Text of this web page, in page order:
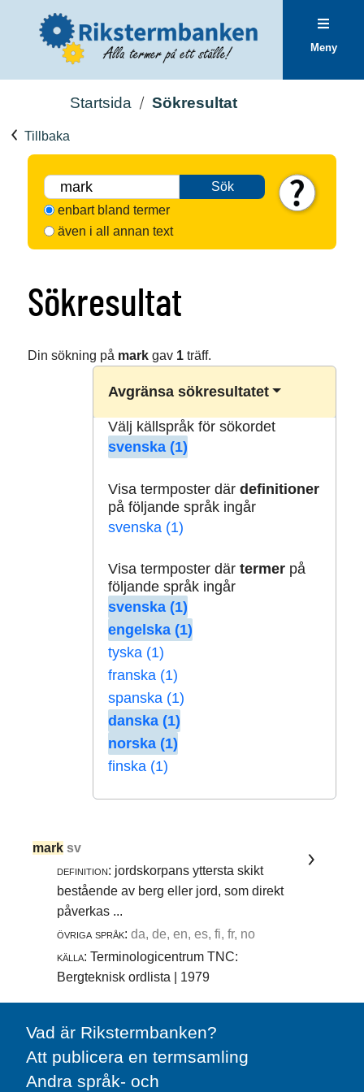
Meny
Startsida Sökresultat
Tillbaka
Sök
enbart bland termer
även i all annan text
Sökresultat
Din sökning på markgav 1träff.
Avgränsa sökresultatet
Välj källspråk för sökordet
svenska (1)
Visa termposter där definitioner
på följande språk ingår
svenska (1)
Visa termposter där termerpå
följande språk ingår
svenska (1)
engelska (1)
tyska (1)
franska (1)
spanska (1)
danska (1)
norska (1)
finska (1)
mark sv
definition: jordskorpans yttersta skikt
bestående av berg eller jord, som direkt
påverkas ...
övriga språk: da, de, en, es, fi, fr, no
källa: Terminologicentrum TNC:
Bergteknisk ordlista | 1979
Vad är Rikstermbanken?
Att publicera en termsamling
Andra språk- och